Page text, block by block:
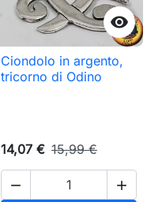

Ciondolo in argento,
tricorno di Odino
14,07 € 15,99 €
 